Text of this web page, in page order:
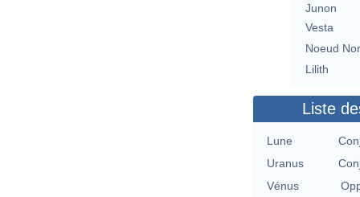
Junon
Vesta
Noeud
Lilith
Liste
Lune
Uranus
Vénus